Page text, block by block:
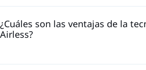
¿Cuáles son las ventajas de la
Airless?
rápida